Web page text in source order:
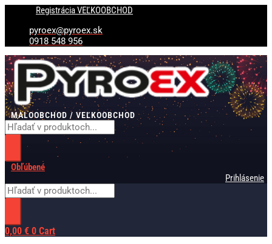
PreskočiťRegistrácia VEĽKOOBCHOD
pyroex@pyroex.sk
0918 548 956
MALOOBCHOD / VEĽKOOBCHOD
Products
Obľúbené
Prihlásenie
Products
0,00 € 0 Cart